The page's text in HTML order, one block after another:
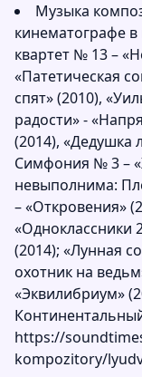
Музыка
кинематографе в
квартет № 13 –
«Патетическая
спят» (2010),
радости» -
(2014), «Дедушка
Симфония № 3 –
невыполнима:
– «Откровения»
«Одноклассники
(2014); «Лунная
охотник на
«Эквилибриум»
https://
kompozitory/